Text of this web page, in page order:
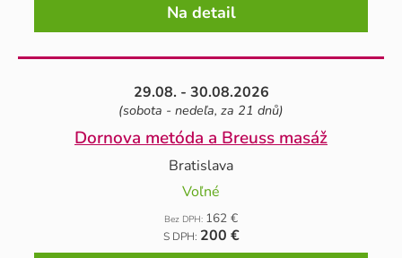
Na detail
29.08. - 30.08.2026
(sobota - nedeľa, za 21 dnů)
Dornova metóda a Breuss masáž
Bratislava
Voľné
Bez DPH: 162 €
S DPH: 200 €